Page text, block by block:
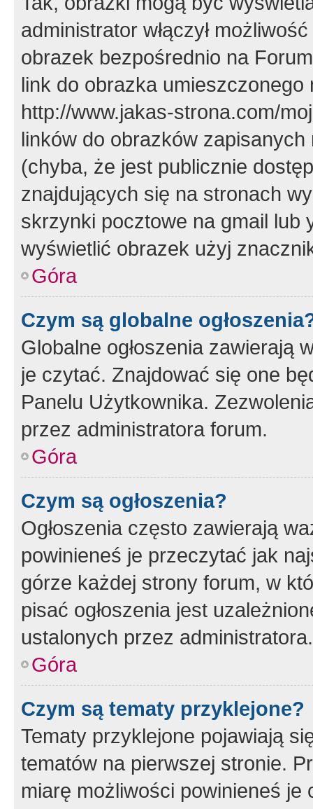
administrator włączył
obrazek bezpośrednio na
link do obrazka
http://www.jakas-strona.com/
linków do obrazków
(chyba, że jest publicznie
znajdujących się na stronach
skrzynki pocztowe na gmail lub
wyświetlić obrazek użyj
Góra
Czym są globalne
Globalne ogłoszenia zawierają
je czytać. Znajdować się one
Panelu Użytkownika.
przez administratora forum.
Góra
Czym są ogłoszenia?
Ogłoszenia często zawierają
powinieneś je przeczytać jak
górze każdej strony forum, w
pisać ogłoszenia jest
ustalonych przez administratora.
Góra
Czym są tematy przyklejone?
Tematy przyklejone pojawiają
tematów na pierwszej stronie.
miarę możliwości powinieneś je